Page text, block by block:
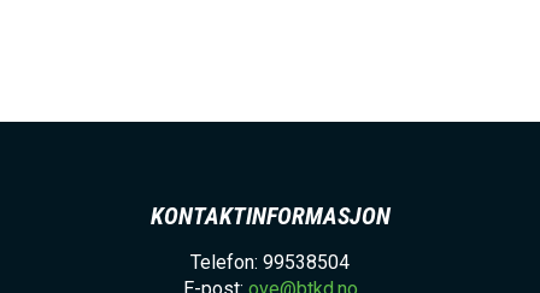
KONTAKTINFORMASJON
Telefon: 99538504